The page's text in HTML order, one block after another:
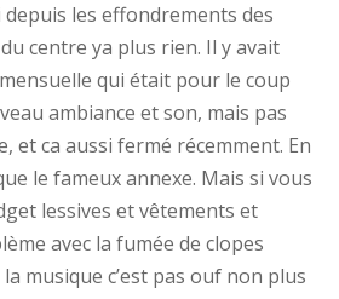
depuis les effondrements des
centre ya plus rien. Il y avait
qui était pour le coup
ambiance et son, mais pas
et ca aussi fermé récemment. En
le fameux annexe. Mais si vous
lessives et vêtements et
avec la fumée de clopes
musique c’est pas ouf non plus